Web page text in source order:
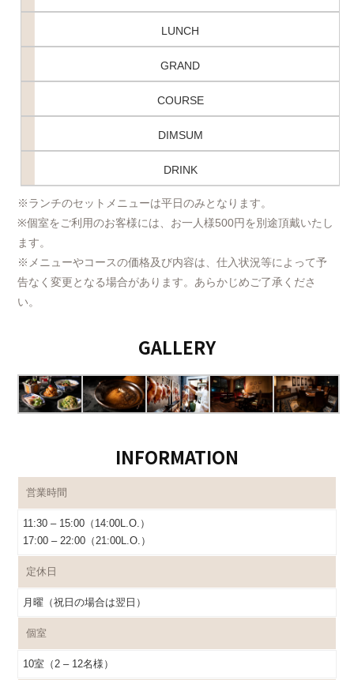
LUNCH
GRAND
COURSE
DIMSUM
DRINK
※ランチのセットメニューは平日のみとなります。
※個室をご利用のお客様には、お一人様500円を別途頂戴いたし
ます。
※メニューやコースの価格及び内容は、仕入状況等によって予
告なく変更となる場合があります。あらかじめご了承くださ
い。
GALLERY
INFORMATION
営業時間
11:30 – 15:00（14:00L.O.）
17:00 – 22:00（21:00L.O.）
定休日
月曜（祝日の場合は翌日）
個室
10室（2 – 12名様）